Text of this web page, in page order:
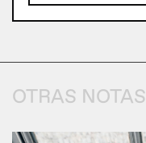
OTRAS NOTAS